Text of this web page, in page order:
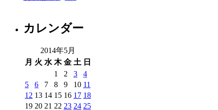
カレンダー
2014年5月
月 火 水 木 金 土 日
1
2 3
4
5
6 7 8 9 10 11
12 13 14 15 16 17 18
19 20 21 22 23 24 25